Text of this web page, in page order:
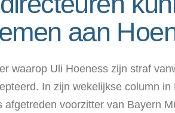
aan
waarop Uli Hoeness zijn straf
In zijn wekelijkse column in
voorzitter van Bayern